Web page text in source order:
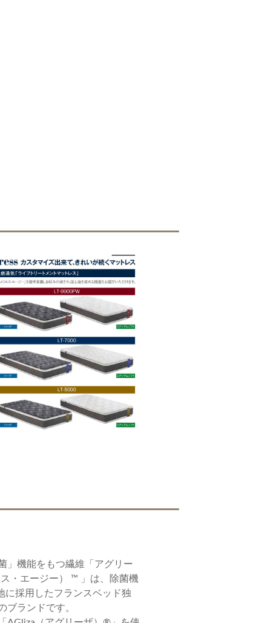
」機能をもつ繊維「アグリー
・エージー） ™ 」は、除菌機
採用したフランスベッド独
ブランドです。